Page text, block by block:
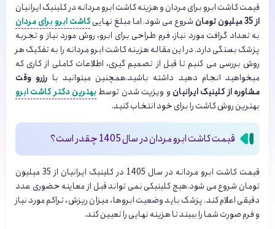
قیمت کاشت ابرو برای مردان و هزینه کاشت ابرو مردانه در کلینیک ایرانیان
از 35 میلیون تومان
شروع می شود. اما مبلغ نهاییکاشت ابرو برای مردان
به تعداد گرافت مورد نیاز، فرم طراحی برای ابرو، روش مورد نیاز و تجربه
پزشک بستگی دارد. در این مقاله هزینه کاشت ابرو مردانه را به تفکیک هر
روش بررسی می کنیم تا قبل از تصمیم گیری، اطلاعات کاملی از کاری که
میخواهید انجام دهید داشته باشید.همچنین میتوانید با رزرو وقت
مشاوره از کلینیک ایرانیان و ویزیت شدن توسط بهترین دکتر کاشت ابرو
بهترین روش کاشت را برای خود انتخاب کنید.
قیمت کاشت ابرو مردان در سال 1405 چقدر است؟
قیمت کاشت ابرو
مردانه در سال 1405 در کلینیک ایرانیان از 35 میلیون
تومان شروع می شود.هیچ کلینیکی نمی تواند قبل از معاینه حضوری عدد
دقیقی اعلام کند. پزشک باید وضعیت ابروها، میزان ریزش، تراکم مورد نیاز
و فرم صورت شما را ببیند تا هزینه نهایی را تعیین کند.